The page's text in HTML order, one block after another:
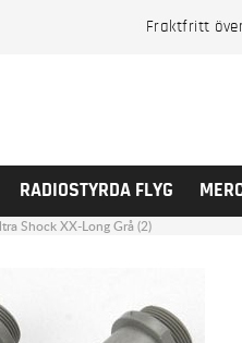
Fraktfritt
RADIOSTYRDA FLYG
Shock XX-Long Grå (2)